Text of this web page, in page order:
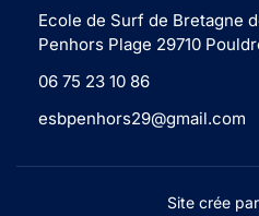
Ecole de Surf de Bretagne
Penhors Plage 29710
06 75 23 10 86
esbpenhors29@gmail.com
Site crée par